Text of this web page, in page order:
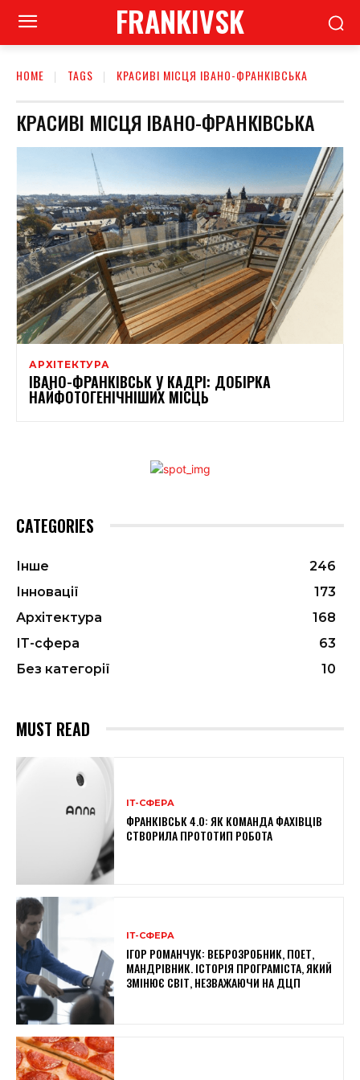
FRANKIVSK
HOME TAGS КРАСИВІ МІСЦЯ ІВАНО-ФРАНКІВСЬКА
КРАСИВІ МІСЦЯ ІВАНО-ФРАНКІВСЬКА
АРХІТЕКТУРА
ІВАНО-ФРАНКІВСЬК У КАДРІ: ДОБІРКА
НАЙФОТОГЕНІЧНІШИХ МІСЦЬ
CATEGORIES
Інше
246
Інновації
173
Архітектура
168
ІТ-сфера
63
Без категорії
10
MUST READ
ІТ-СФЕРА
ФРАНКІВСЬК 4.0: ЯК КОМАНДА ФАХІВЦІВ
СТВОРИЛА ПРОТОТИП РОБОТА
ІТ-СФЕРА
ІГОР РОМАНЧУК: ВЕБРОЗРОБНИК, ПОЕТ,
МАНДРІВНИК. ІСТОРІЯ ПРОГРАМІСТА, ЯКИЙ
ЗМІНЮЄ СВІТ, НЕЗВАЖАЮЧИ НА ДЦП